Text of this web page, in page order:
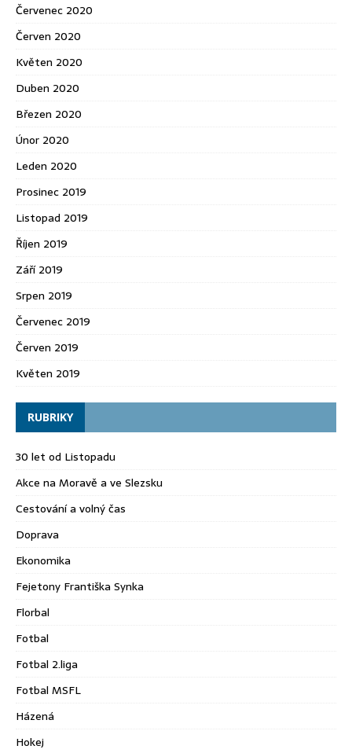
Červenec 2020
Červen 2020
Květen 2020
Duben 2020
Březen 2020
Únor 2020
Leden 2020
Prosinec 2019
Listopad 2019
Říjen 2019
Září 2019
Srpen 2019
Červenec 2019
Červen 2019
Květen 2019
RUBRIKY
30 let od Listopadu
Akce na Moravě a ve Slezsku
Cestování a volný čas
Doprava
Ekonomika
Fejetony Františka Synka
Florbal
Fotbal
Fotbal 2.liga
Fotbal MSFL
Házená
Hokej